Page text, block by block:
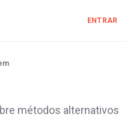
ENTRAR
métodos alternativos